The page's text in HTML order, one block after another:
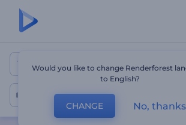
Moderne
Firmen-Diashow
Would you like to change Renderforest
to English?
CHANGE No, thanks